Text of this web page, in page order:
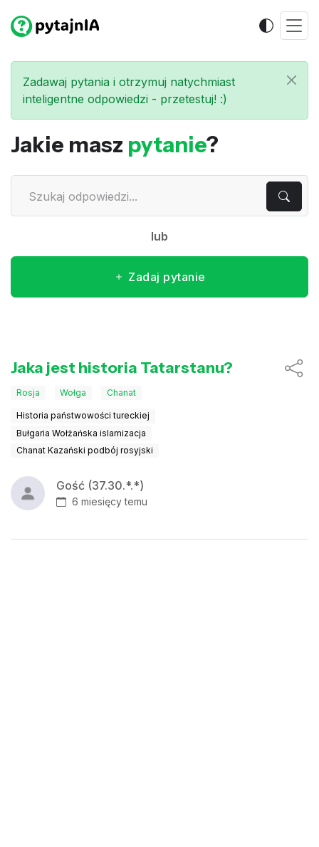
Zadawaj pytania i otrzymuj natychmiast
inteligentne odpowiedzi - przetestuj! :)
Jakie masz pytanie?
lub
Zadaj pytanie
Jaka jest historia Tatarstanu?
Rosja Wołga Chanat
Historia państwowości tureckiej
Bułgaria Wołżańska islamizacja
Chanat Kazański podbój rosyjski
Gość (37.30.*.*)
6 miesięcy temu